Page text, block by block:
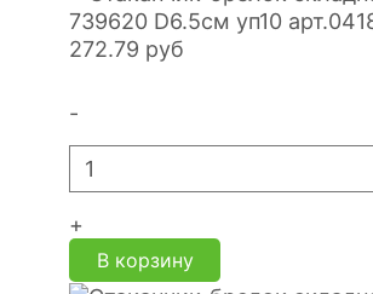
739620 D6.5см уп10
272.79 руб
-
+
В корзину